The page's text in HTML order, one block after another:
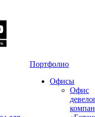
Портфолио
Офисы
Офис